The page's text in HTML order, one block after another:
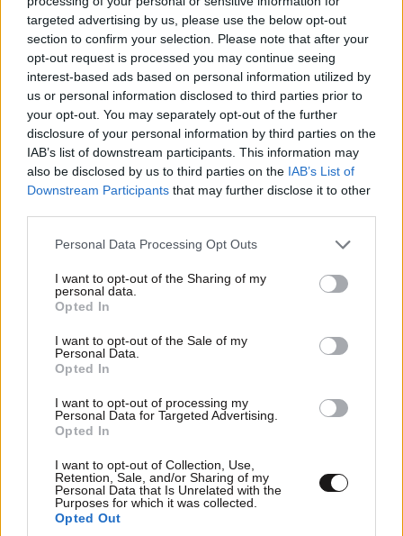
targeted advertising by us, please use the below opt-out
section to confirm your selection. Please note that after your
opt-out request is processed you may continue seeing
interest-based ads based on personal information utilized by
us or personal information disclosed to third parties prior to
your opt-out. You may separately opt-out of the further
disclosure of your personal information by third parties on the
IAB’s list of downstream participants. This information may
also be disclosed by us to third parties on the IAB’s List of
Downstream Participants that may further disclose it to other
Please note that this website/app uses one or more Google
not limited to your visit or usage behaviour. You may click to
grant or deny consent to Google and its third-party tags to
use your data for below specified purposes in below Google
consent section.
Personal Data Processing Opt Outs
I want to opt-out of the Sharing of my
personal data.
Opted In
I want to opt-out of the Sale of my
Personal Data.
Opted In
I want to opt-out of processing my
Personal Data for Targeted Advertising.
Opted In
I want to opt-out of Collection, Use,
Retention, Sale, and/or Sharing of my
Personal Data that Is Unrelated with the
Purposes for which it was collected.
Opted Out
Απαντήστε
Adiafthorospromitheas 11·05·2026 12:24
Και γιατί να τα κάνει όλα αυτά ο Τραμπ αφού μπορεί
αν θέλει να τους εξαφανίσει? Δηλαδή είσαι από κάτω,
βάζεις και όρους??? Το άλλο θα δουμε
και γιατί... 11·05·2026 13:47
Μήπως αυτό σημάνει το τέλος της "Ρώμης" ???
ΑΧΑ 11·05·2026 12:12
Ο Τραμπ είναι Με το μέρος του Θεού του καλού
χριστιανών ορθοδόξων Ελλήνων Σπαρτιατών